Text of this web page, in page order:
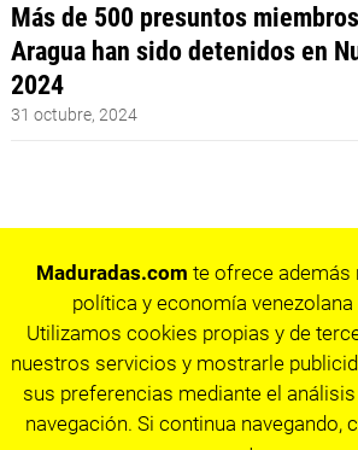
Más de 500 presuntos
Aragua han sido detenidos en
2024
31 octubre, 2024
Maduradas.com te ofrece además
política y economía
Utilizamos cookies propias y de
nuestros servicios y mostrarle
sus preferencias mediante el
navegación. Si continua navegando,